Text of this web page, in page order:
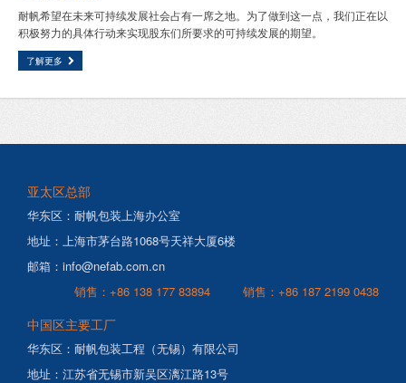
耐帆希望在未来可持续发展社会占有一席之地。为了做到这一点，我们正在以
积极努力的具体行动来实现股东们所要求的可持续发展的期望。
了解更多
亚太区总部
华东区：耐帆包装上海办公室
地址：上海市茅台路1068号天祥大厦6楼
邮箱：info@nefab.com.cn
销售：+86 138 177 83894 销售：+86 187 2199 0438
中国区主要工厂
华东区：耐帆包装工程（无锡）有限公司
地址：江苏省无锡市新吴区漓江路13号